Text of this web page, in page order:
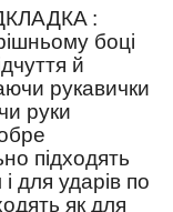
:
боці
й
рукавички
руки
підходять
для ударів по
як для